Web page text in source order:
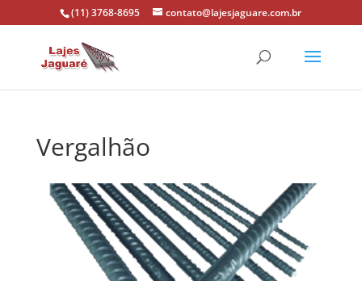
(11) 3768-8695 contato@lajesjaguare.com.br
Vergalhão